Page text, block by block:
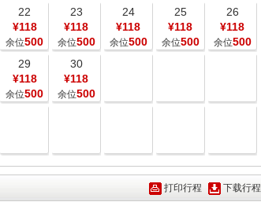
22
¥118
余位500
23
¥118
余位500
24
¥118
余位500
25
¥118
余位500
26
¥118
余位500
29
¥118
余位500
30
¥118
余位500
打印行程 下载行程